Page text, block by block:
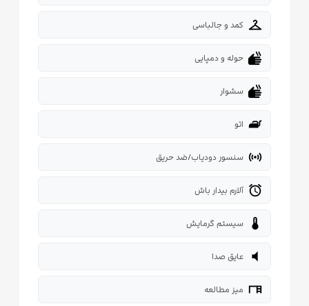
checkroom کمد و جالباسی
dry حوله و دمپایی
dry سشوار
iron اتو
sensors سنسور دودیاب/ضد حریق
alarm آلارم بیدار باش
thermostat سیستم گرمایش
volume_mute عایق صدا
desk میز مطالعه